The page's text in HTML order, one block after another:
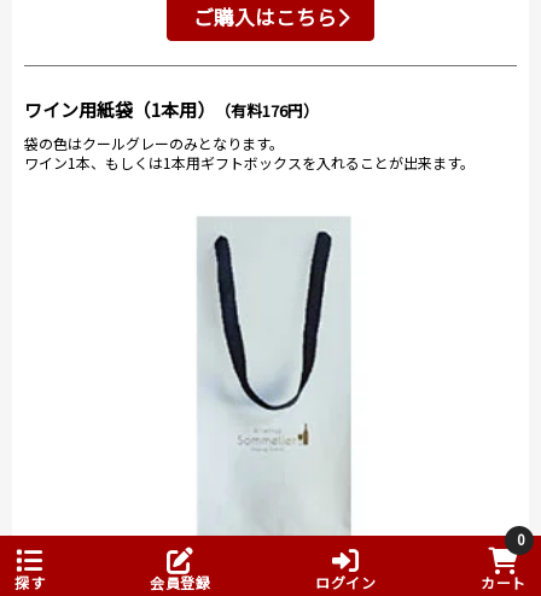
ご購入はこちら
ワイン用紙袋（1本用） （有料176円）
袋の色はクールグレーのみとなります。
ワイン1本、もしくは1本用ギフトボックスを入れることが出来ます。
探す 会員登録 ログイン
0
カート